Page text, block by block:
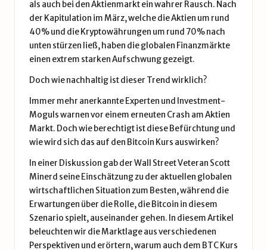
als auch bei den Aktienmarkt ein wahrer Rausch. Nach
der Kapitulation im März, welche die Aktien um rund
40% und die Kryptowährungen um rund 70% nach
unten stürzen ließ, haben die globalen Finanzmärkte
einen extrem starken Aufschwung gezeigt.
Doch wie nachhaltig ist dieser Trend wirklich?
Immer mehr anerkannte Experten und Investment-
Moguls warnen vor einem erneuten Crash am Aktien
Markt. Doch wie berechtigt ist diese Befürchtung und
wie wird sich das auf den Bitcoin Kurs auswirken?
In einer Diskussion gab der Wall Street Veteran Scott
Minerd seine Einschätzung zu der aktuellen globalen
wirtschaftlichen Situation zum Besten, während die
Erwartungen über die Rolle, die Bitcoin in diesem
Szenario spielt, auseinander gehen. In diesem Artikel
beleuchten wir die Marktlage aus verschiedenen
Perspektiven und erörtern, warum auch dem BTC Kurs